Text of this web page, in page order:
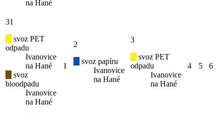
na Hané
31
svoz PET
odpadu
Ivanovice
na Hané
svoz
bioodpadu
Ivanovice
na Hané
1
2
svoz papíru
Ivanovice
na Hané
3
svoz PET
odpadu
Ivanovice
na Hané
4 5 6